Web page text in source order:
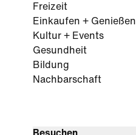
Freizeit
Einkaufen + Genießen
Kultur + Events
Gesundheit
Bildung
Nachbarschaft